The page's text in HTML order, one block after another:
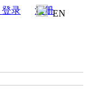
登录 注册EN